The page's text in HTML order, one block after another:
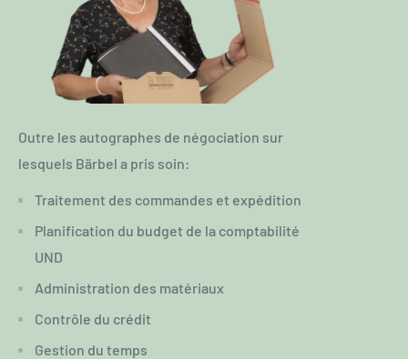
Outre les autographes de négociation sur
lesquels Bärbel a pris soin:
Traitement des commandes et expédition
Planification du budget de la comptabilité
UND
Administration des matériaux
Contrôle du crédit
Gestion du temps